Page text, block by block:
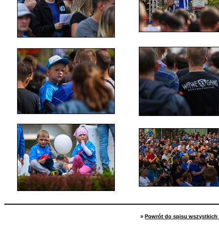
» Powrót do spisu wszystkich